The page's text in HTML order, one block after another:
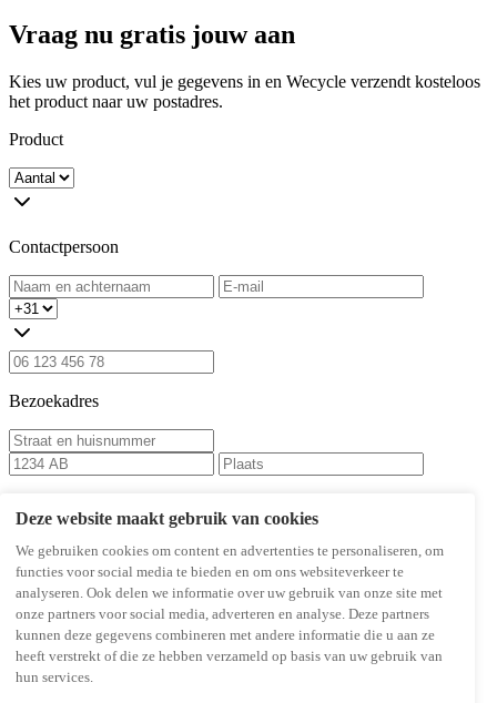
Vraag nu gratis jouw aan
Kies uw product, vul je gegevens in en Wecycle verzendt kosteloos
het product naar uw postadres.
Product
Contactpersoon
Bezoekadres
Bezoekadres zelfde als postadres
Nieuwsbrief
Deze website maakt gebruik van cookies
We gebruiken cookies om content en advertenties te personaliseren, om
functies voor social media te bieden en om ons websiteverkeer te
analyseren. Ook delen we informatie over uw gebruik van onze site met
onze partners voor social media, adverteren en analyse. Deze partners
kunnen deze gegevens combineren met andere informatie die u aan ze
heeft verstrekt of die ze hebben verzameld op basis van uw gebruik van
hun services.